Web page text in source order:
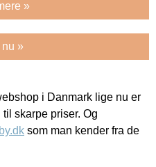
»
»
i Danmark lige nu er
skarpe priser. Og
som man kender fra de